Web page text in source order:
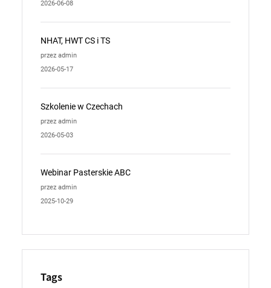
2026-06-08
NHAT, HWT CS i TS
przez admin
2026-05-17
Szkolenie w Czechach
przez admin
2026-05-03
Webinar Pasterskie ABC
przez admin
2025-10-29
Tags